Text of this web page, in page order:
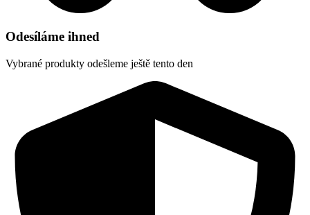
Odesíláme ihned
Vybrané produkty odešleme ještě tento den